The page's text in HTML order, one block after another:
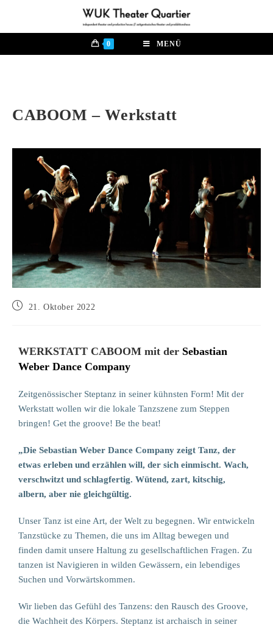
0 MENÜ
CABOOM – Werkstatt
21. Oktober 2022
WERKSTATT CABOOM mit der Sebastian
Weber Dance Company
Zeitgenössischer Steptanz in seiner kühnsten Form! Mit der
Werkstatt wollen wir die lokale Tanzszene zum Steppen
bringen! Get the groove! Be the beat!
„Die Sebastian Weber Dance Company zeigt Tanz, der
etwas erleben und erzählen will, der sich einmischt. Wach,
verschwitzt und schlagfertig. Wütend, zart, kitschig,
albern, aber nie gleichgültig.
Unser Tanz ist eine Art, der Welt zu begegnen. Wir entwickeln
Tanzstücke zu Themen, die uns im Alltag bewegen und
finden damit unsere Haltung zu gesellschaftlichen Fragen. Zu
tanzen ist Navigieren in wilden Gewässern, ein lebendiges
Suchen und Vorwärtskommen.
Wir lieben das Gefühl des Tanzens: den Rausch des Groove,
die Wachheit des Körpers. Steptanz ist archaisch in seiner